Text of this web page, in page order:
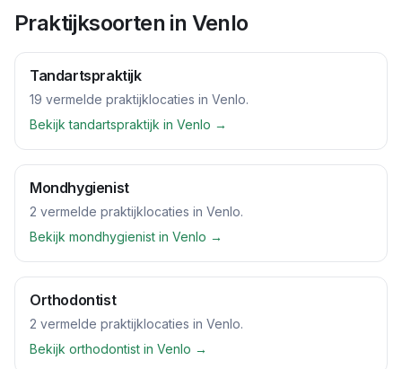
Praktijksoorten in Venlo
Tandartspraktijk
19 vermelde praktijklocaties in Venlo.
Bekijktandartspraktijk in Venlo →
Mondhygienist
2 vermelde praktijklocaties in Venlo.
Bekijk mondhygienist in Venlo →
Orthodontist
2 vermelde praktijklocaties in Venlo.
Bekijk orthodontist in Venlo →